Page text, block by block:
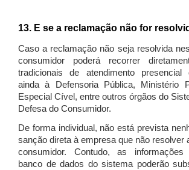
13. E se a reclamação não for
Caso a reclamação não seja resolvida
consumidor poderá recorrer
tradicionais de atendimento
ainda à Defensoria Pública, Ministério
Especial Cível, entre outros órgãos do
Defesa do Consumidor.
De forma individual, não está prevista
sanção direta à empresa que não resolver
consumidor. Contudo, as
banco de dados do sistema poderão